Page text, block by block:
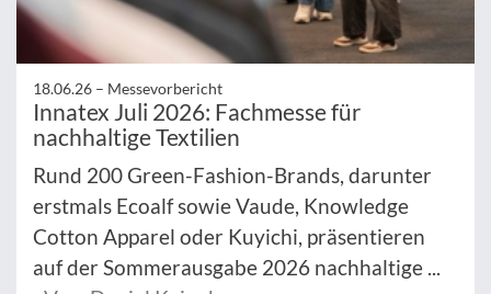
18.06.26 – Messevorbericht
Innatex Juli 2026: Fachmesse für
nachhaltige Textilien
Rund 200 Green-Fashion-Brands, darunter
erstmals Ecoalf sowie Vaude, Knowledge
Cotton Apparel oder Kuyichi, präsentieren
auf der Sommerausgabe 2026 nachhaltige ...